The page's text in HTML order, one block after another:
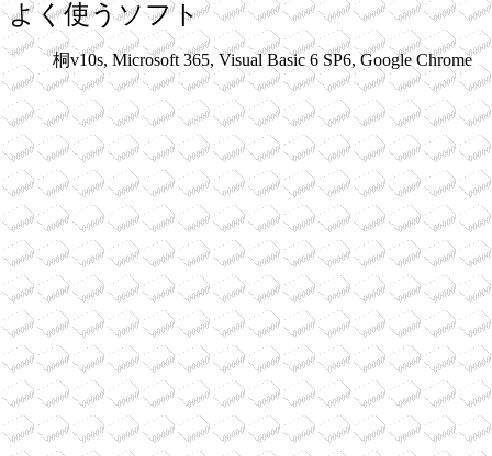
よく使うソフト
桐v10s, Microsoft 365, Visual Basic 6 SP6, Google Chrome